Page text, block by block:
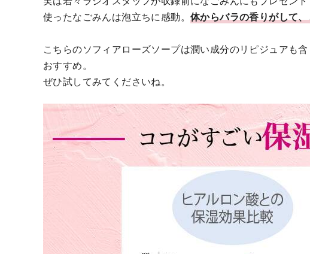
使ったなごみんは泡立ちに感動。 体からバラの香りがして
こちらのソフィアローズソープは潤い成分のリピジュアも
おすすめ。
ぜひ試してみてくださいね。